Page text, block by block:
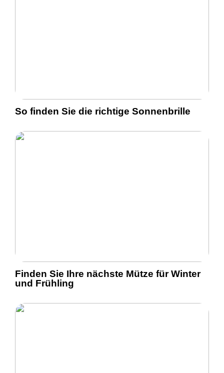
So finden Sie die richtige Sonnenbrille
Finden Sie Ihre nächste Mütze für Winter
und Frühling